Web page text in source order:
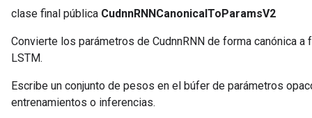
clase final pública CudnnRNNCanonicalToParamsV2
Convierte los parámetros de CudnnRNN de forma canónica
LSTM.
Escribe un conjunto de pesos en el búfer de parámetros
entrenamientos o inferencias.